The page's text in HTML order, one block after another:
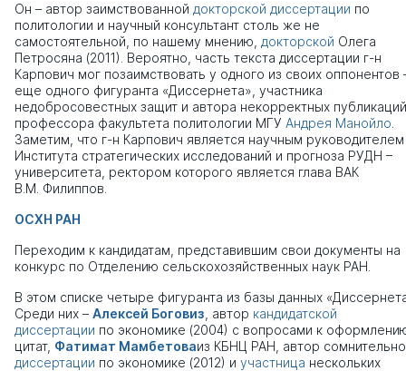
Он – автор заимствованной докторской диссертации по
политологии и научный консультант столь же не
самостоятельной, по нашему мнению, докторской Олега
Петросяна (2011). Вероятно, часть текста диссертации г-н
Карпович мог позаимствовать у одного из своих оппонентов
еще одного фигуранта «Диссернета», участника
недобросовестных защит и автора некорректных
профессора факультета политологии МГУ Андрея Манойло
Заметим, что г-н Карпович является научным руководителем
Института стратегических исследований и прогноза РУДН –
университета, ректором которого является глава ВАК
В.М. Филиппов.
ОСХН РАН
Переходим к кандидатам, представившим свои документы на
конкурс по Отделению сельскохозяйственных наук РАН.
В этом списке четыре фигуранта из базы данных
Среди них – Алексей Боговиз , автор кандидатской
диссертации по экономике (2004) с вопросами к
цитат, Фатимат Мамбетоваиз КБНЦ РАН, автор
диссертации по экономике (2012) и участница нескольких